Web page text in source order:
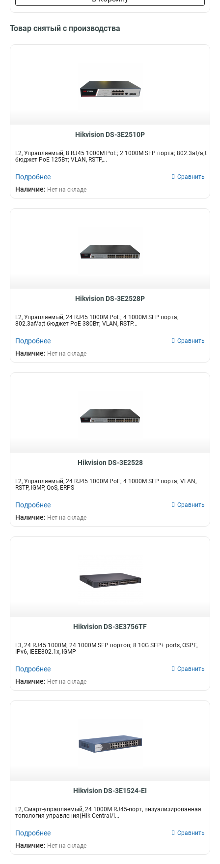
Товар снятый с производства
Hikvision DS-3E2510P
L2, Управляемый, 8 RJ45 1000M PoE; 2 1000M SFP порта; 802.3af/a;t
бюджет PoE 125Вт; VLAN, RSTP,...
Подробнее Сравнить
Наличие: Нет на складе
Hikvision DS-3E2528P
L2, Управляемый, 24 RJ45 1000M PoE; 4 1000M SFP порта;
802.3af/a;t бюджет PoE 380Вт; VLAN, RSTP...
Подробнее Сравнить
Наличие: Нет на складе
Hikvision DS-3E2528
L2, Управляемый, 24 RJ45 1000M PoE; 4 1000M SFP порта; VLAN,
RSTP, IGMP, QoS, ERPS
Подробнее Сравнить
Наличие: Нет на складе
Hikvision DS-3E3756TF
L3, 24 RJ45 1000M; 24 1000M SFP портов; 8 10G SFP+ ports, OSPF,
IPv6, IEEE802.1x, IGMP
Подробнее Сравнить
Наличие: Нет на складе
Hikvision DS-3E1524-EI
L2, Смарт-управляемый, 24 1000M RJ45-порт, визуализированная
топология управления(Hik-Central/i...
Подробнее Сравнить
Наличие: Нет на складе